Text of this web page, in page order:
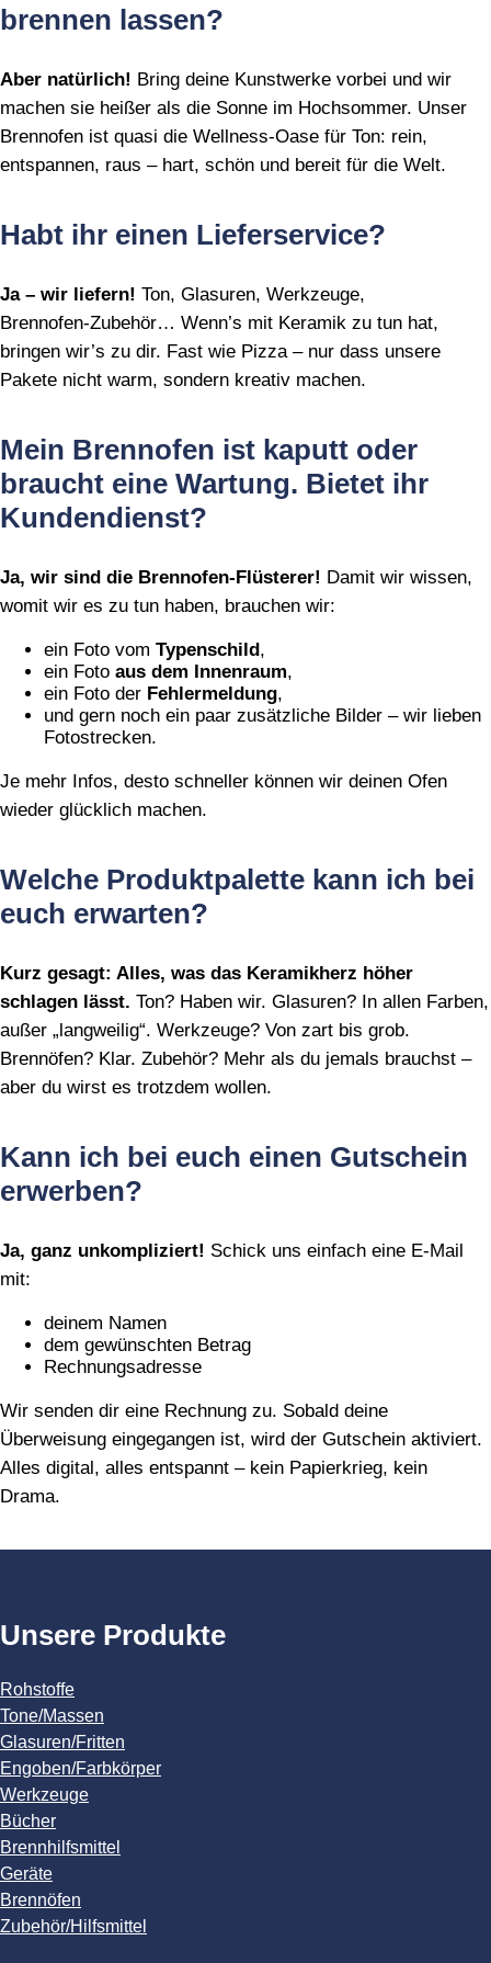
brennen lassen?
Aber natürlich! Bring deine Kunstwerke vorbei und wir
machen sie heißer als die Sonne im Hochsommer. Unser
Brennofen ist quasi die Wellness‑Oase für Ton: rein,
entspannen, raus – hart, schön und bereit für die Welt.
Habt ihr einen Lieferservice?
Ja – wir liefern! Ton, Glasuren, Werkzeuge,
Brennofen‑Zubehör… Wenn’s mit Keramik zu tun hat,
bringen wir’s zu dir. Fast wie Pizza – nur dass unsere
Pakete nicht warm, sondern kreativ machen.
Mein Brennofen ist kaputt oder
braucht eine Wartung. Bietet ihr
Kundendienst?
Ja, wir sind die Brennofen‑Flüsterer! Damit wir wissen,
womit wir es zu tun haben, brauchen wir:
ein Foto vom Typenschild,
ein Foto aus dem Innenraum,
ein Foto der Fehlermeldung,
und gern noch ein paar zusätzliche Bilder – wir lieben
Fotostrecken.
Je mehr Infos, desto schneller können wir deinen Ofen
wieder glücklich machen.
Welche Produktpalette kann ich bei
euch erwarten?
Kurz gesagt: Alles, was das Keramikherz höher
schlagen lässt. Ton? Haben wir. Glasuren? In allen Farben,
außer „langweilig“. Werkzeuge? Von zart bis grob.
Brennöfen? Klar. Zubehör? Mehr als du jemals brauchst –
aber du wirst es trotzdem wollen.
Kann ich bei euch einen Gutschein
erwerben?
Ja, ganz unkompliziert! Schick uns einfach eine E‑Mail
mit:
deinem Namen
dem gewünschten Betrag
Rechnungsadresse
Wir senden dir eine Rechnung zu. Sobald deine
Überweisung eingegangen ist, wird der Gutschein aktiviert.
Alles digital, alles entspannt – kein Papierkrieg, kein
Drama.
Unsere Produkte
Rohstoffe
Tone/Massen
Glasuren/Fritten
Engoben/Farbkörper
Werkzeuge
Bücher
Brennhilfsmittel
Geräte
Brennöfen
Zubehör/Hilfsmittel